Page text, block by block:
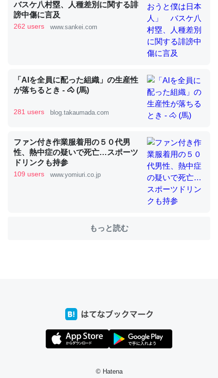
─ニュース :: 【研究発表】昆虫学の大問題＝「昆虫はなぜ海にいな
いのか」に関する新仮説
論文では「淡水はカルシウムも酸素も不足してて両方に不
利だから両方が拮抗してるのでは」とあって面白い。海に
いる鋏角類（カブトガニ・ウミグモ）はカルシウムを使わ
ずキチンを強化してる筈だが、酵素が違うのか？
これを元に考えるとカルシウムを大量に使う脊椎動物と貝
類は苦労してるんだな…。腹足類だと殻を無くしてナメク
─ニュース :: 【研究発表】昆虫学の大問題＝「昆虫はなぜ海にいな
ちぼちRingも置こうかと画策中。あと、Googleマップで
これ見て生きてるなって分かる。
バスケ八村塁、人種差別に関する誹
謗中傷に言及
262 users www.sankei.com
「AIを全員に配った組織」の生産性
が落ちるとき - 🐴 (馬)
281 users blog.takaumada.com
ファン付き作業服着用の５０代男
性、熱中症の疑いで死亡…スポーツ
ドリンクも持参
109 users www.yomiuri.co.jp
もっと読む
© Hatena